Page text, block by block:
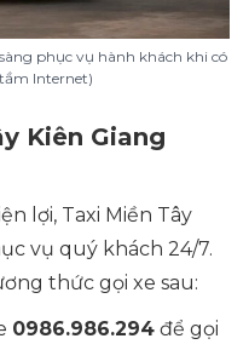
phục vụ hành khách khi có
Internet)
Kiên Giang
lợi, Taxi Miền Tây
vụ quý khách 24/7.
thức gọi xe sau:
0986.986.294 để gọi